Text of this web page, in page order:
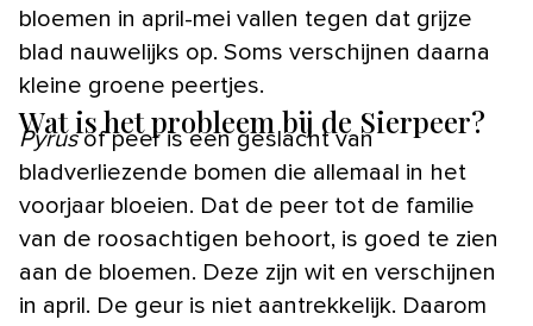
bloemen in april-mei vallen tegen dat grijze
blad nauwelijks op. Soms verschijnen daarna
kleine groene peertjes.
Wat is het probleem bij de Sierpeer?
Pyrusof peer is een geslacht van
bladverliezende bomen die allemaal in het
voorjaar bloeien. Dat de peer tot de familie
van de roosachtigen behoort, is goed te zien
aan de bloemen. Deze zijn wit en verschijnen
in april. De geur is niet aantrekkelijk. Daarom